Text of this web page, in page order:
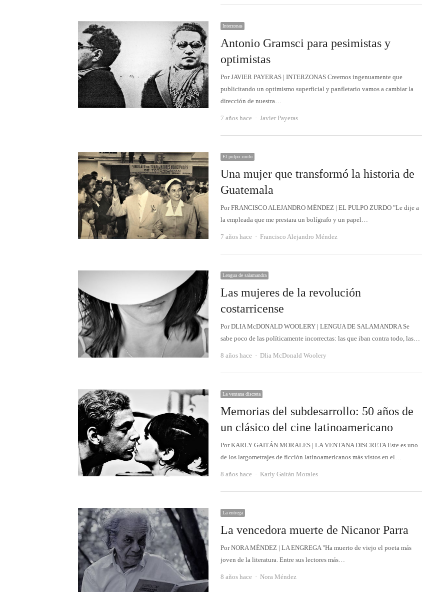
Interzonas
Antonio Gramsci para pesimistas y
optimistas
Por JAVIER PAYERAS | INTERZONAS Creemos ingenuamente que
publicitando un optimismo superficial y panfletario vamos a cambiar la
dirección de nuestra…
7 años hace Autor
Javier Payeras
El pulpo zurdo
Una mujer que transformó la historia de
Guatemala
Por FRANCISCO ALEJANDRO MÉNDEZ | EL PULPO ZURDO "Le dije a
la empleada que me prestara un bolígrafo y un papel…
7 años hace Autor
Francisco Alejandro Méndez
Lengua de salamandra
Las mujeres de la revolución
costarricense
Por DLIA McDONALD WOOLERY | LENGUA DE SALAMANDRA Se
sabe poco de las políticamente incorrectas: las que iban contra todo, las…
8 años hace Autor
Dlia McDonald Woolery
La ventana discreta
Memorias del subdesarrollo: 50 años de
un clásico del cine latinoamericano
Por KARLY GAITÁN MORALES | LA VENTANA DISCRETA Este es uno
de los largometrajes de ficción latinoamericanos más vistos en el…
8 años hace Autor
Karly Gaitán Morales
La entrega
La vencedora muerte de Nicanor Parra
Por NORA MÉNDEZ | LA ENGREGA "Ha muerto de viejo el poeta más
joven de la literatura. Entre sus lectores más…
8 años hace Autor
Nora Méndez